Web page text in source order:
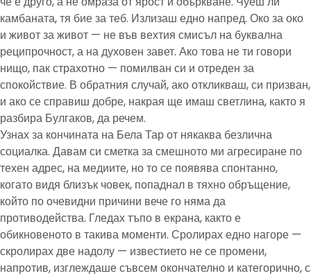
камбаната, тя бие за теб. Излизаш едно напред. Око за око
и живот за живот — не във вехтия смисъл на буквална
реципрочност, а на духовен завет. Ако това не ти говори
нищо, пак страхотно — помилван си и отреден за
спокойствие. В обратния случай, ако откликваш, си призван,
и ако се справиш добре, накрая ще имаш светлина, както я
разбира Булгаков, да речем.
Узнах за кончината на Бела Тар от някаква безлична
социалка. Давам си сметка за смешното ми агресиране по
техен адрес, на медиите, но то се появява спонтанно,
когато видя близък човек, попаднал в тяхно обръщение,
който по очевидни причини вече го няма да
противодейства. Гледах тъпо в екрана, както е
обикновеното в такива моменти. Сролирах едно нагоре —
скролирах две надолу — известието не се промени,
напротив, изглеждаше съвсем окончателно и категорично, с